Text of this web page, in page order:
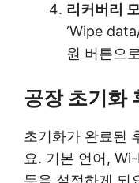
리커버리
‘Wipe
원 버튼으
공장 초기화
초기화가 완료된
요. 기본 언어,